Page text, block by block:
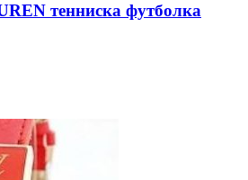
тенниска футболка